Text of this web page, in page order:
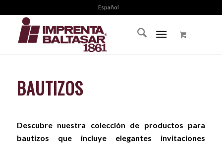
Español
BAUTIZOS
Descubre nuestra colección de productos para
bautizos que incluye elegantes invitaciones